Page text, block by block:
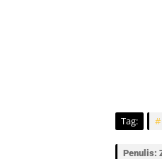
Tag:
Penulis: